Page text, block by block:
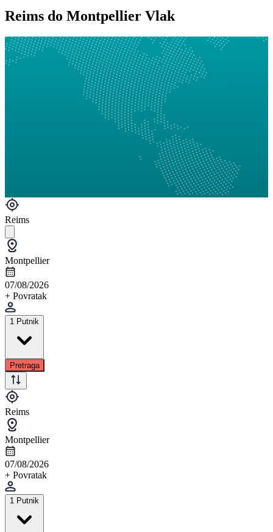
Reims do Montpellier Vlak
Reims
Montpellier
07/08/2026
+ Povratak
1 Putnik
Pretraga
Reims
Montpellier
07/08/2026
+ Povratak
1 Putnik